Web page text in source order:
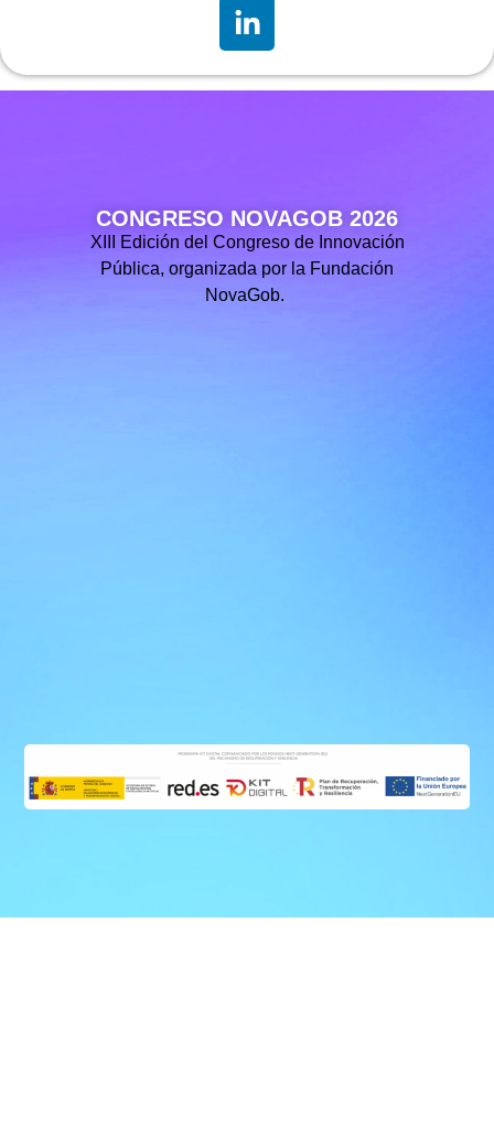
CONGRESO NOVAGOB 2026
XIII Edición del Congreso de Innovación
Pública, organizada por la Fundación
NovaGob.